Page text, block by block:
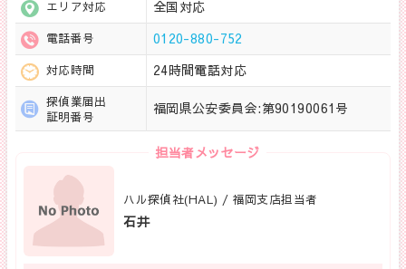
エリア対応 全国対応
電話番号 0120-880-752
対応時間 24時間電話対応
探偵業届出
証明番号
福岡県公安委員会:第90190061号
担当者メッセージ
ハル探偵社(HAL) / 福岡支店担当者
石井